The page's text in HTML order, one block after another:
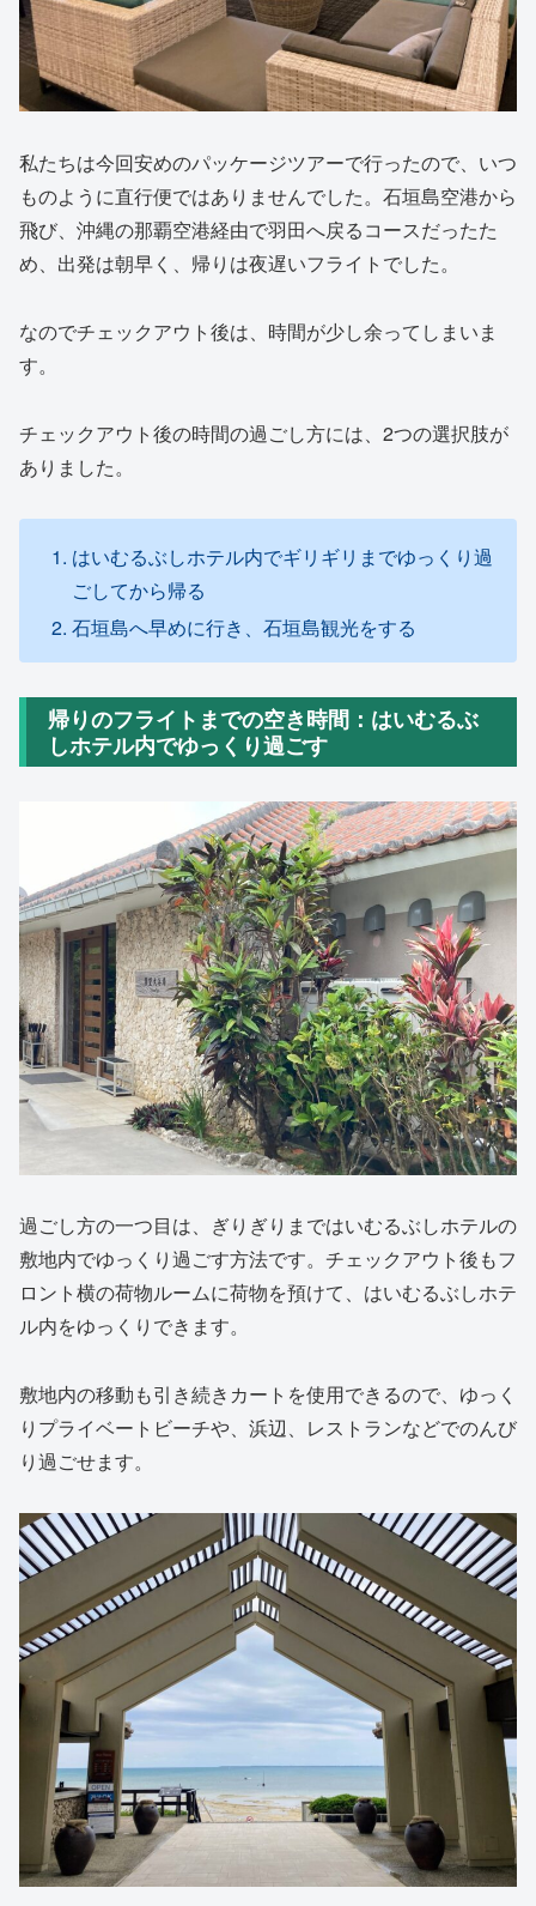
私たちは今回安めのパッケージツアーで行ったので、いつ
ものように直行便ではありませんでした。石垣島空港から
飛び、沖縄の那覇空港経由で羽田へ戻るコースだったた
め、出発は朝早く、帰りは夜遅いフライトでした。
なのでチェックアウト後は、時間が少し余ってしまいま
す。
チェックアウト後の時間の過ごし方には、2つの選択肢が
ありました。
はいむるぶしホテル内でギリギリまでゆっくり過
ごしてから帰る
石垣島へ早めに行き、石垣島観光をする
帰りのフライトまでの空き時間：はいむるぶ
しホテル内でゆっくり過ごす
過ごし方の一つ目は、ぎりぎりまではいむるぶしホテルの
敷地内でゆっくり過ごす方法です。チェックアウト後もフ
ロント横の荷物ルームに荷物を預けて、はいむるぶしホテ
ル内をゆっくりできます。
敷地内の移動も引き続きカートを使用できるので、ゆっく
りプライベートビーチや、浜辺、レストランなどでのんび
り過ごせます。